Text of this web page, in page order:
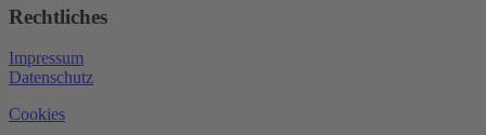
Rechtliches
Impressum
Datenschutz
Cookies